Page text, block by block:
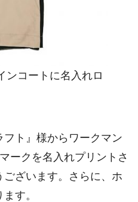
ンコートに名入れロ
ト』様からワークマン
ークを名入れプリントさ
ざいます。さらに、ホ
す。